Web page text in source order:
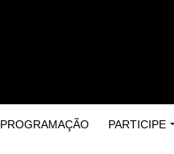
PROGRAMAÇÃO PARTICIPE